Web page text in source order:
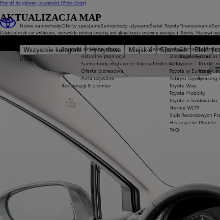
Przejdź do głównej zawartości (Press Enter)
Nowe samochody
Wszystkie kategorie Hybrydowe Miejskie Sportowe
Hilux
Oferty specjalne
Sprawdź aktualne oferty
Aktualne promocje
Samochody dostawcze Toyota Professional
Oferta biznesowa
Auta używane
Rok potęgi 8 premier
Samochody używaneŚwiat Toyoty
Świat Toyoty
Dlaczego Toyota?
O Toyocie
Toyota w Europie
Fabryki Toyoty
Toyota Way
Toyota Mobility
Toyota a środowisko
Norma WLTP
Klub Rekordowych
Historyczne Modele
FAQ
Finansowanie
Oferta dla firm
Toyota Financial
Kredyt
Kredyt
Leasing
AKTUALIZACJA MAP
Gdziekolwiek się wybierasz, niezwykle istotną kwestią jest aktualizacja systemu nawigacji Toyoty. Stanowi